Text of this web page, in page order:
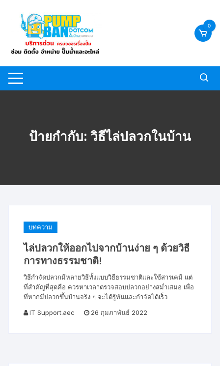
content
0
ป้ายกำกับ: วิธีไล่ปลวกในบ้าน
บทความ
ไล่ปลวกให้ออกไปจากบ้านง่าย ๆ ด้วยวิธี
การทางธรรมชาติ!
วิธีกำจัดปลวกมีหลายวิธีทั้งแบบวิธีธรรมชาติและใช้สารเคมี แต่
ที่สำคัญที่สุดคือ ควรหาเวลาตรวจสอบปลวกอย่างสม่ำเสมอ เพื่อ
ที่หากมีปลวกขึ้นบ้านจริง ๆ จะได้รู้ทันและกำจัดได้เร็ว
IT Support.aec
26 กุมภาพันธ์ 2022